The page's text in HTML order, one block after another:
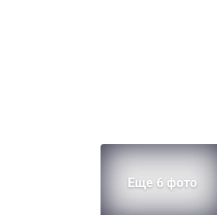
Еще 6 фото